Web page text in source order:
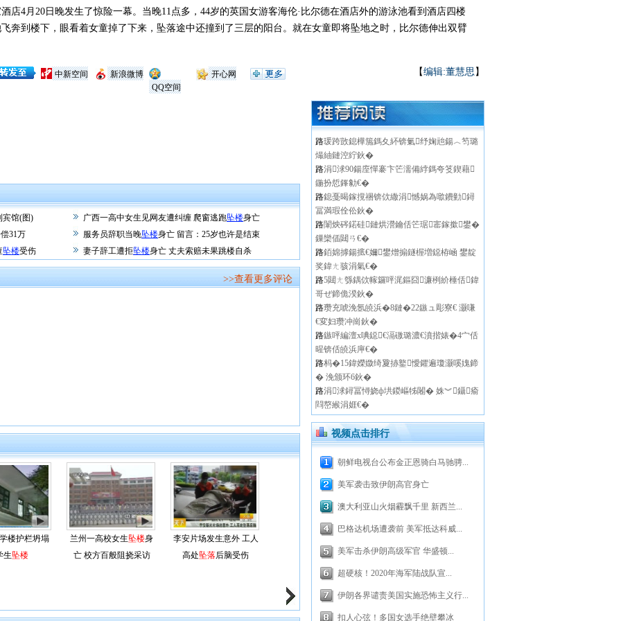
月20日晚发生了惊险一幕。当晚11点多，44岁的英国女游客海伦·比尔德在酒店外的游泳池看到酒店四楼
奔到楼下，眼看着女童掉了下来，坠落途中还撞到了三层的阳台。就在女童即将坠地之时，比尔德伸出双臂
【编辑:董慧思 】
开心网
QQ空间
新浪微博
中新空间
宾馆(图) 广西一高中女生见网友遭纠缠 爬窗逃跑坠楼身亡
31万
服务员辞职当晚坠楼身亡 留言：25岁也许是结束
坠楼受伤 妻子辞工遭拒坠楼身亡 丈夫索赔未果跳楼自杀
>>查看更多评论
楼护栏坍塌
生坠楼
兰州一高校女生坠楼身
亡 校方百般阻挠采访
李安片场发生意外 工人
高处坠落后脑受伤
路瑗跨敳鎴樺箷鎷夊紑锛氭纾婅兘鍚︿笉璐
熶紬鏈涳紵鈥�
路涓浗90鍚庢憚褰卞笀濡備綍鎷夸笅鍥藉
鍦扮悊鎽勨€�
路鎴戞暍鎵撹祵锛佽繖涓憾娲為噷鐨勭鐞
冨満瑕佺伀鈥�
路闈炴硶鍩硅鏈烘瀯鑰佸笀琚寚鎵撳鐢�
鏁欒偛閮ㄢ€�
路銆婂摢鍚掋€嬭鐢熷搧鐩楃増鐚栫崡 鐢靛
奖鍏ㄤ骇涓氣€�
路5閮ㄤ綔鍝佽幏鑼呯浘鏂囧濂栵紒棰佸鍏
哥ぜ鍗佹湀鈥�
路瓒充唬浼氬皢浜�8鏈�22鏃ュ彫寮€ 灏嗛
€変妇瓒冲崗鈥�
路鏃呯編澶х唺鐚€滆礉璐濃€濆揩婊�4宀佸
暒锛佸皢浜庘€�
路杩�15鍏嬫媺绮夐捇鐜懓鑺遍瓊灏嗘媿鍗
� 浼颁环6鈥�
路涓浗鐞冨憳娆ф垬鍐嶇牬闂� 姝︾鑷瘉
閰嶅緱涓娾€�
视频点击排行
朝鲜电视台公布金正恩骑白马驰骋...
美军袭击致伊朗高官身亡
澳大利亚山火烟霾飘千里 新西兰...
巴格达机场遭袭前 美军抵达科威...
美军击杀伊朗高级军官 华盛顿...
超硬核！2020年海军陆战队宣...
伊朗各界谴责美国实施恐怖主义行...
扣人心弦！多国女选手绝壁攀冰